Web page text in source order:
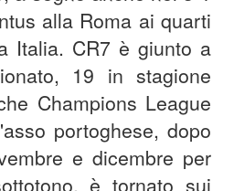
alla Roma ai quarti
Italia. CR7 è giunto a
19 in stagione
Champions League
portoghese, dopo
e dicembre per
è tornato sui